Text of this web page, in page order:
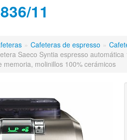
11
» Cafeteras de espresso »
Saeco Syntia espresso
memoria, molinillos 100% cerámicos